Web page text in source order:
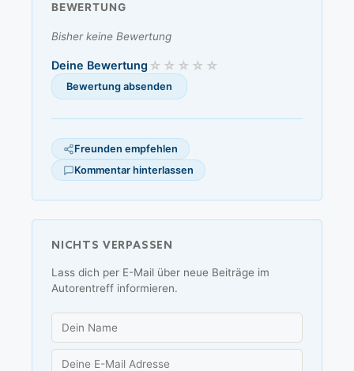
BEWERTUNG
Bisher keine Bewertung
Deine Bewertung
Freunden empfehlen
Kommentar hinterlassen
NICHTS VERPASSEN
Lass dich per E-Mail über neue Beiträge im
Autorentreff informieren.